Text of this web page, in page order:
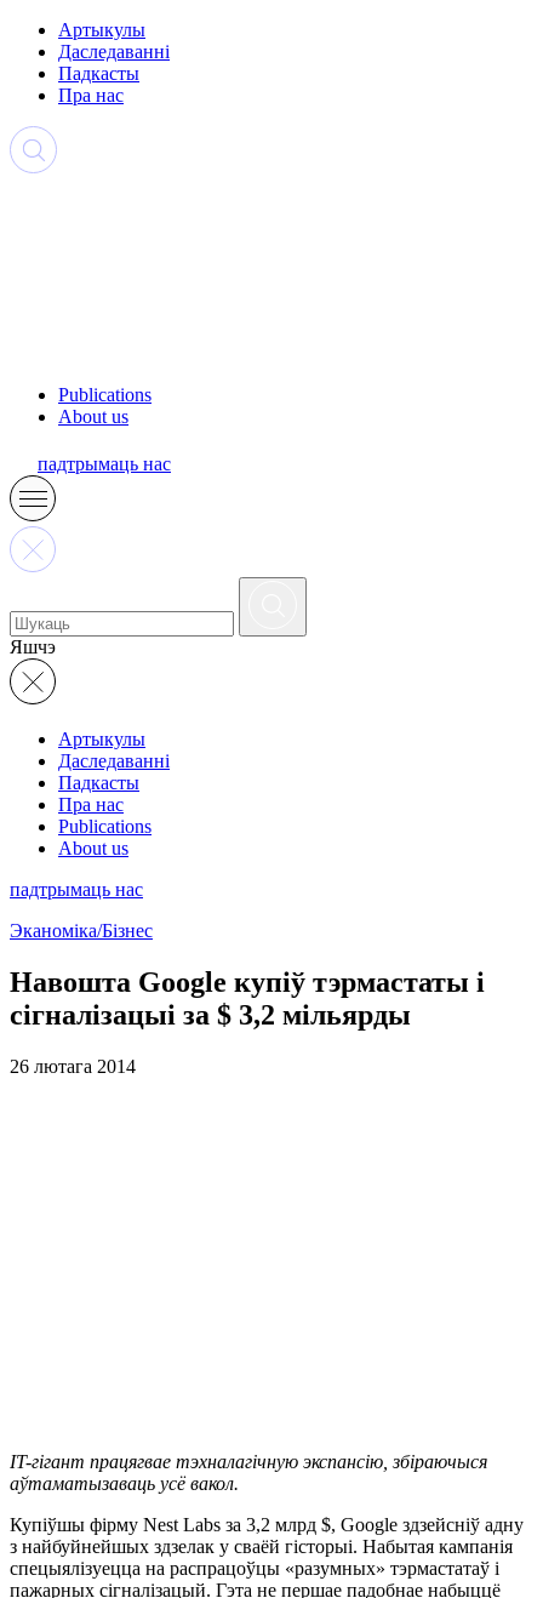
Артыкулы
Даследаванні
Падкасты
Пра нас
Publications
About us
падтрымаць нас
Яшчэ
Артыкулы
Даследаванні
Падкасты
Пра нас
Publications
About us
падтрымаць нас
Эканоміка/Бізнес
Навошта Google купіў тэрмастаты і
сігналізацыі за $ 3,2 мільярды
26 лютага 2014
IT-гігант працягвае тэхналагічную экспансію, збіраючыся
аўтаматызаваць усё вакол.
Купіўшы фірму Nest Labs за 3,2 млрд $, Google здзейсніў адну
з найбуйнейшых здзелак у сваёй гісторыі. Набытая кампанія
спецыялізуецца на распрацоўцы «разумных» тэрмастатаў і
пажарных сігналізацый. Гэта не першае падобнае набыццё